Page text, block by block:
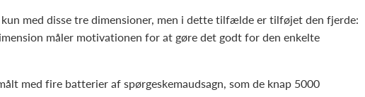
med disse tre dimensioner, men i dette tilfælde er tilføjet den fjerde:
måler motivationen for at gøre det godt for den enkelte
med fire batterier af spørgeskemaudsagn, som de knap 5000